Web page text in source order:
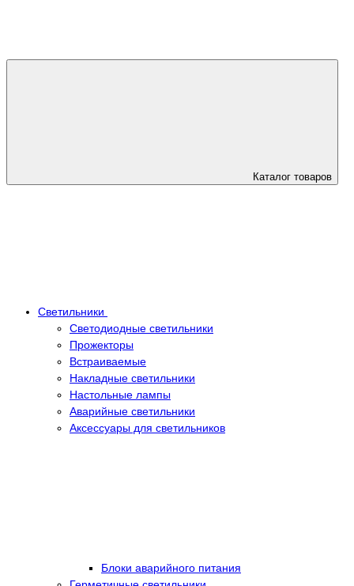
Каталог товаров
Светильники
Светодиодные светильники
Прожекторы
Встраиваемые
Накладные светильники
Настольные лампы
Аварийные светильники
Аксессуары для светильников
Блоки аварийного питания